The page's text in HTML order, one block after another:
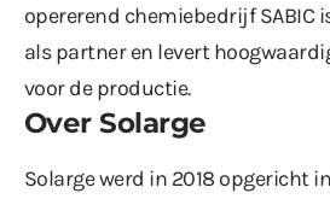
opererend chemiebedrijf SABIC
als partner en levert
voor de productie.
Over Solarge
Solarge werd in 2018 opgericht